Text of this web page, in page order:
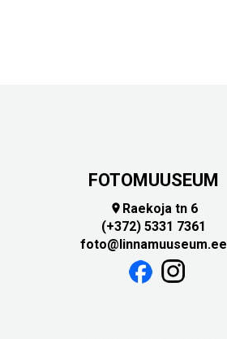
FOTOMUUSEUM
 Raekoja tn 6
(+372) 5331 7361
foto@linnamuuseum.ee